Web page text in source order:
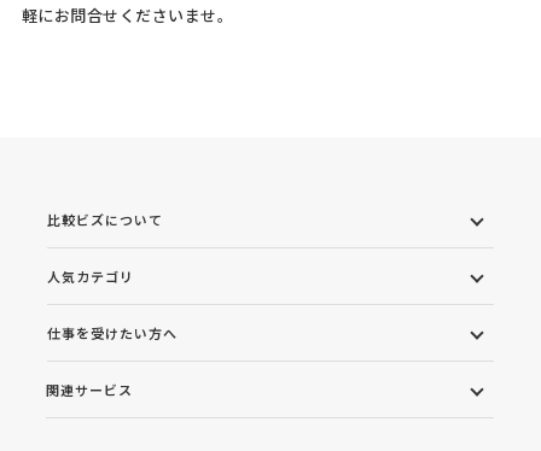
軽にお問合せくださいませ。
比較ビズについて
人気カテゴリ
仕事を受けたい方へ
関連サービス